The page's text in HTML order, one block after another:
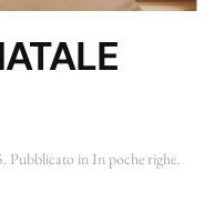
. Pubblicato in In poche righe.